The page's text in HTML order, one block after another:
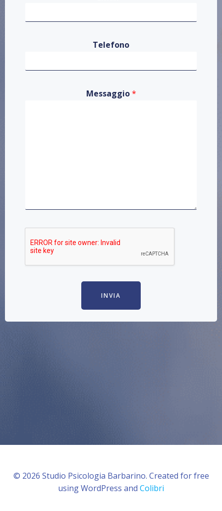
Telefono
Messaggio*
INVIA
© 2026 Studio Psicologia Barbarino. Created for free
using WordPress and Colibri